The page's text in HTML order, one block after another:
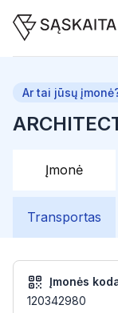
Ar tai jūsų
Įmonė
Transportas
Įmonės
120342980